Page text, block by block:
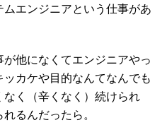
エンジニアという仕事があ
他になくてエンジニアやっ
カケや目的なんてなんでも
く（辛くなく）続けられ
るんだったら。